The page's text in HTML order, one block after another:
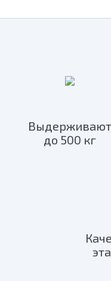
Выдерживают
до 500 кг